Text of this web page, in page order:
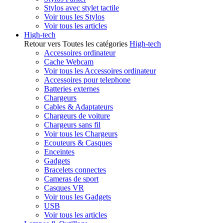
Stylos avec stylet tactile
Voir tous les Stylos
Voir tous les articles
High-tech
Retour vers Toutes les catégories High-tech
Accessoires ordinateur
Cache Webcam
Voir tous les Accessoires ordinateur
Accessoires pour telephone
Batteries externes
Chargeurs
Cables & Adaptateurs
Chargeurs de voiture
Chargeurs sans fil
Voir tous les Chargeurs
Ecouteurs & Casques
Enceintes
Gadgets
Bracelets connectes
Cameras de sport
Casques VR
Voir tous les Gadgets
USB
Voir tous les articles